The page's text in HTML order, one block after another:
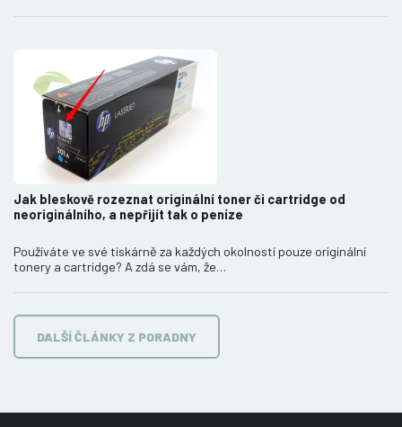
Jak bleskově rozeznat originální toner či cartridge od
neoriginálního, a nepřijít tak o peníze
Používáte ve své tiskárně za každých okolností pouze originální
tonery a cartridge? A zdá se vám, že…
DALŠÍ ČLÁNKY Z PORADNY